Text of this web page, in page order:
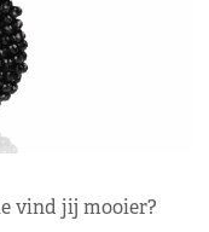
vind jij mooier?